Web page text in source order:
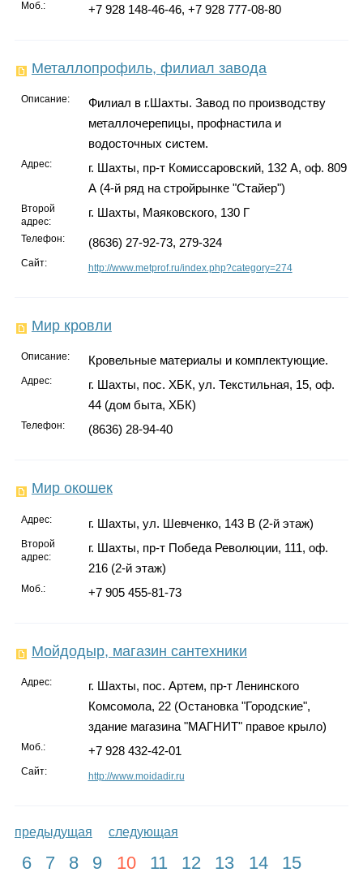
Моб.: +7 928 148-46-46, +7 928 777-08-80
Металлопрофиль, филиал завода
Описание:
Филиал в г.Шахты. Завод по производству
металлочерепицы, профнастила и
водосточных систем.
Адрес:
г. Шахты, пр-т Комиссаровский, 132 А, оф. 809
А (4-й ряд на стройрынке "Стайер")
Второй
адрес:
г. Шахты, Маяковского, 130 Г
Телефон: (8636) 27-92-73, 279-324
Сайт: http://www.metprof.ru/index.php?category=274
Мир кровли
Описание: Кровельные материалы и комплектующие.
Адрес:
г. Шахты, пос. ХБК, ул. Текстильная, 15, оф.
44 (дом быта, ХБК)
Телефон: (8636) 28-94-40
Мир окошек
Адрес: г. Шахты, ул. Шевченко, 143 В (2-й этаж)
Второй
адрес:
г. Шахты, пр-т Победа Революции, 111, оф.
216 (2-й этаж)
Моб.: +7 905 455-81-73
Мойдодыр, магазин сантехники
Адрес:
г. Шахты, пос. Артем, пр-т Ленинского
Комсомола, 22 (Остановка "Городские",
здание магазина "МАГНИТ" правое крыло)
Моб.: +7 928 432-42-01
Сайт: http://www.moidadir.ru
предыдущая следующая
6 7 8 9 10 11 12 13 14 15